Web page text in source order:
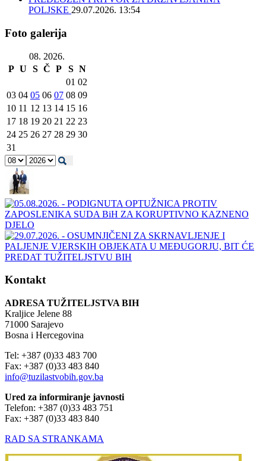
POLJSKE 29.07.2026. 13:54
Foto galerija
08. 2026.
P U S Č P S N
01 02
03 04 05 06 07 08 09
10 11 12 13 14 15 16
17 18 19 20 21 22 23
24 25 26 27 28 29 30
31
Kontakt
ADRESA TUŽITELJSTVA BIH
Kraljice Jelene 88
71000 Sarajevo
Bosna i Hercegovina
Tel: +387 (0)33 483 700
Fax: +387 (0)33 483 840
info@tuzilastvobih.gov.ba
Ured za informiranje javnosti
Telefon: +387 (0)33 483 751
Fax: +387 (0)33 483 840
RAD SA STRANKAMA